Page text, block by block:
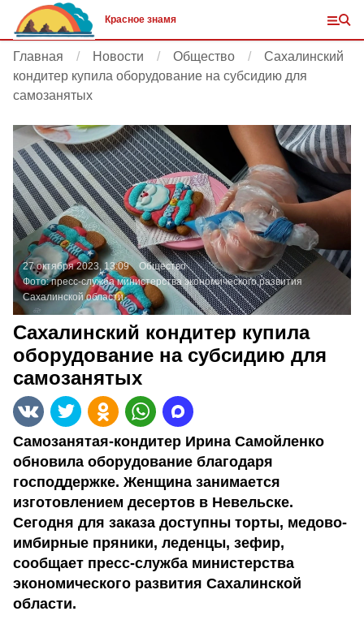
Красное знамя
Главная Новости Общество
Сахалинский
кондитер купила оборудование на субсидию для
самозанятых
27 октября 2023, 13:09
Общество
Фото:пресс-служба министерства экономического развития
Сахалинской области
Сахалинский кондитер купила
оборудование на субсидию для
самозанятых
Самозанятая-кондитер Ирина Самойленко
обновила оборудование благодаря
господдержке. Женщина занимается
изготовлением десертов в Невельске.
Сегодня для заказа доступны торты, медово-
имбирные пряники, леденцы, зефир,
сообщает пресс-служба министерства
экономического развития Сахалинской
области.